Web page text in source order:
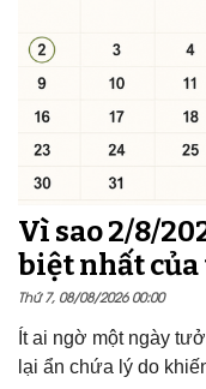
Vì sao 2/8/
biệt nhất của
Thứ 7, 08/08/2026 00:00
Ít ai ngờ một ngày
lại ẩn chứa lý do